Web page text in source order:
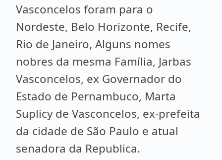
Vasconcelos foram para o
Nordeste, Belo Horizonte, Recife,
Rio de Janeiro, Alguns nomes
nobres da mesma Família, Jarbas
Vasconcelos, ex Governador do
Estado de Pernambuco, Marta
Suplicy de Vasconcelos, ex-prefeita
da cidade de São Paulo e atual
senadora da Republica.